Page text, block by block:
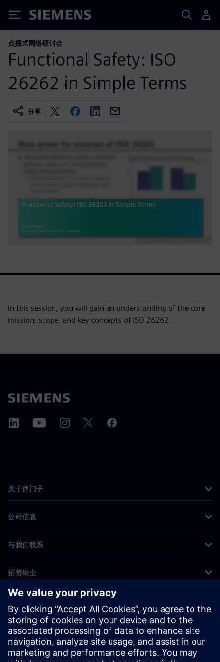
Siemens
点播式网络研讨会
Functional Safety: ISO
26262 in Simple Terms
分享
In this session, you will gain an understanding of the core
mission, scope, and key concepts of ISO 26262.
关于西门子
公司信息
与我们联系
招贤纳士
©Siemens 2026
企业信息
隐私声明